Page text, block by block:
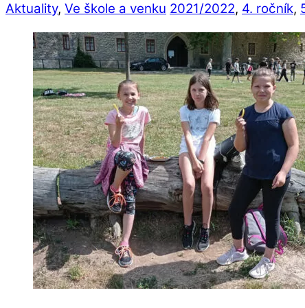
Aktuality, Ve škole a venku 2021/2022, 4. ročník,